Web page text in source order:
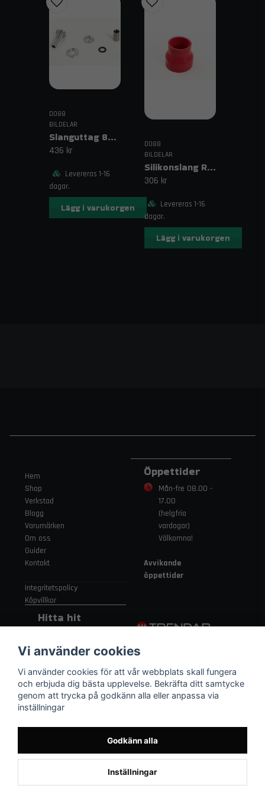
DO88
BILDELAR
Slanguttag 8mm (5/16")
436 kr
Levereras 1-16
dagar.
Lägg i varukorgen
DO88
BILDELAR
Silikonslang Röd 3–4" (76–102mm)
306 kr
Levereras 1-16
dagar.
Lägg i varukorgen
Hem
Shop
Verkstad
Blogg
Varumärken
Om oss
Guider
Kontakt
Integritetspolicy
Köpvillkor
Öppettider
Mån-fre 08.00 -
17.00
(helgfria
vardagar)
Välkomna!
Avvikande
öppettider
Hitta hit
Strängnäsvägen
315 155 91
Nykvarn Sverige
08 552 450 06
@trendab.com
Vi använder cookies
Vi använder cookies för att vår webbplats skall fungera
och erbjuda dig bästa upplevelse. Bekräfta ditt samtycke
genom att trycka på godkänn alla eller anpassa via
inställningar
Godkänn alla
Inställningar